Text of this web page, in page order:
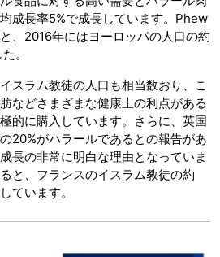
成長率5%で成長しています。Phew
、2016年にはヨーロッパの人口の約
。
スラム教徒の人口も相当数おり、こ
などさまざまな健康上の利点がある
的に購入しています。さらに、英国
20%がハラールであるとの報告があ
長の非常に明白な理由となっていま
と、フランスのイスラム教徒の約
ています。